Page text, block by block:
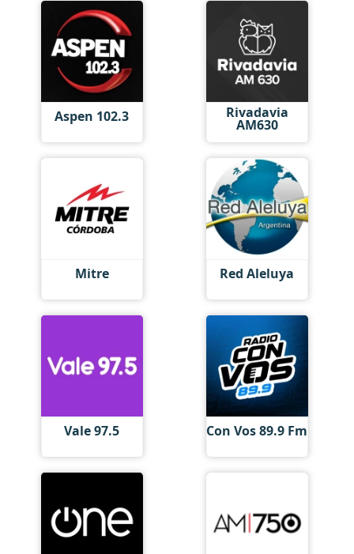
Aspen 102.3 Rivadavia
AM630
Mitre Red Aleluya
Vale 97.5 Con Vos 89.9 Fm